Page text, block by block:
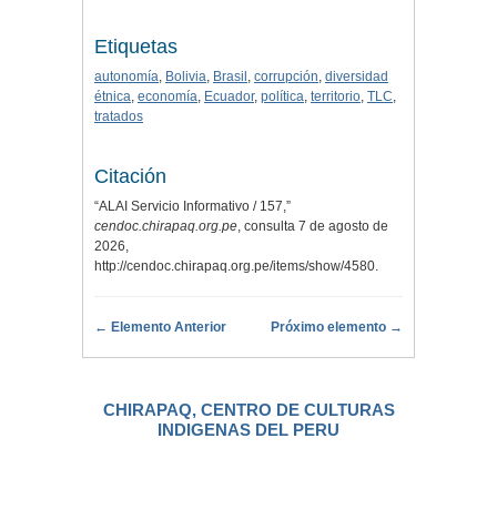
Etiquetas
autonomía, Bolivia, Brasil , corrupción, diversidad
étnica, economía, Ecuador, política, territorio, TLC,
tratados
Citación
“ALAI Servicio Informativo / 157,”
cendoc.chirapaq.org.pe, consulta 7 de agosto de
2026,
http://cendoc.chirapaq.org.pe/items/show/4580.
← Elemento Anterior Próximo elemento →
CHIRAPAQ, CENTRO DE CULTURAS
INDIGENAS DEL PERU